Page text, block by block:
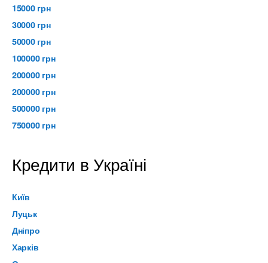
15000 грн
30000 грн
50000 грн
100000 грн
200000 грн
200000 грн
500000 грн
750000 грн
Кредити в Україні
Київ
Луцьк
Дніпро
Харків